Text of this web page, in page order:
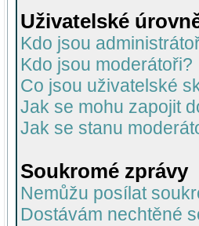
Uživatelské
Kdo jsou
Kdo jsou moderátoři?
Co jsou uživatelské
Jak se mohu zapojit
Jak se stanu
Soukromé zprávy
Nemůžu posílat
Dostávám nechtěné